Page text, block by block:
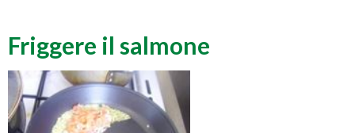
Friggere il salmone